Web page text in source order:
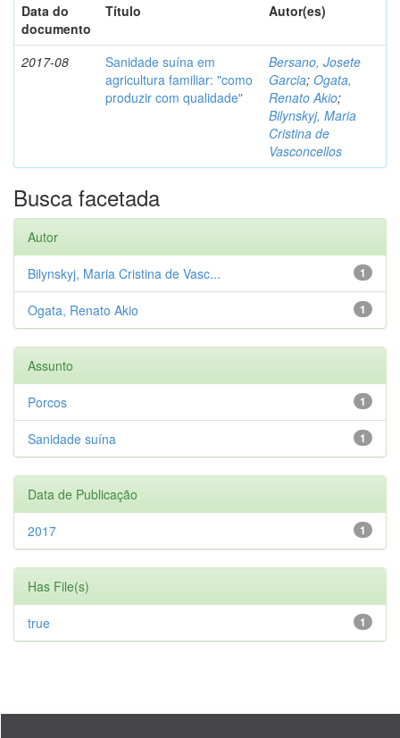
Data do
documento
Título Autor(es)
2017-08
Sanidade suína em
agricultura familiar: "como
produzir com qualidade"
Bersano, Josete
Garcia; Ogata,
Renato Akio;
Bilynskyj, Maria
Cristina de
Vasconcellos
Busca facetada
Autor
1
Bilynskyj, Maria Cristina de Vasc...
1
Ogata, Renato Akio
Assunto
1
Porcos
1
Sanidade suína
Data de Publicação
1
2017
Has File(s)
1
true